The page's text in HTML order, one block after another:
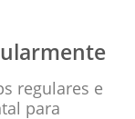
regulares e
para